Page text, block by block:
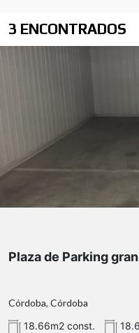
3 ENCONTRADOS
Plaza de Parking
Córdoba, Córdoba
18.66m2 const.